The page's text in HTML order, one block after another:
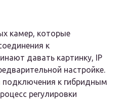
камер, которые
к
давать картинку, IP
настройке.
подключения к гибридным
регулировки